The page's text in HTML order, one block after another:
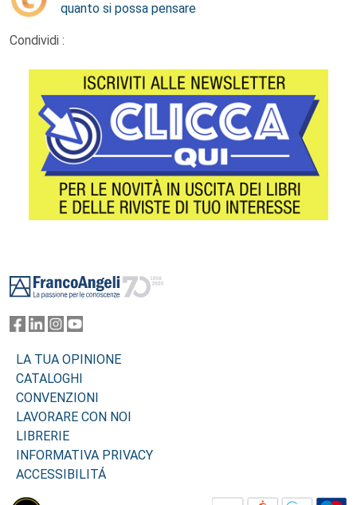
quanto si possa pensare
Condividi :
LA TUA OPINIONE
CATALOGHI
CONVENZIONI
LAVORARE CON NOI
LIBRERIE
INFORMATIVA PRIVACY
ACCESSIBILITÁ